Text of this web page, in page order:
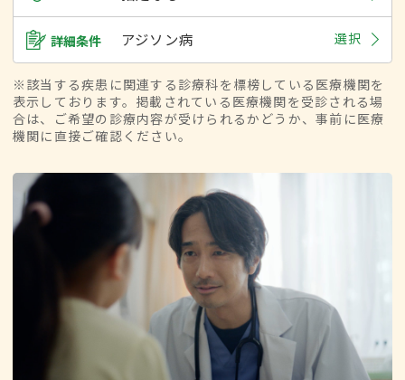
詳細条件 アジソン病 選択
※該当する疾患に関連する診療科を標榜している医療機関を
表示しております。掲載されている医療機関を受診される場
合は、ご希望の診療内容が受けられるかどうか、事前に医療
機関に直接ご確認ください。